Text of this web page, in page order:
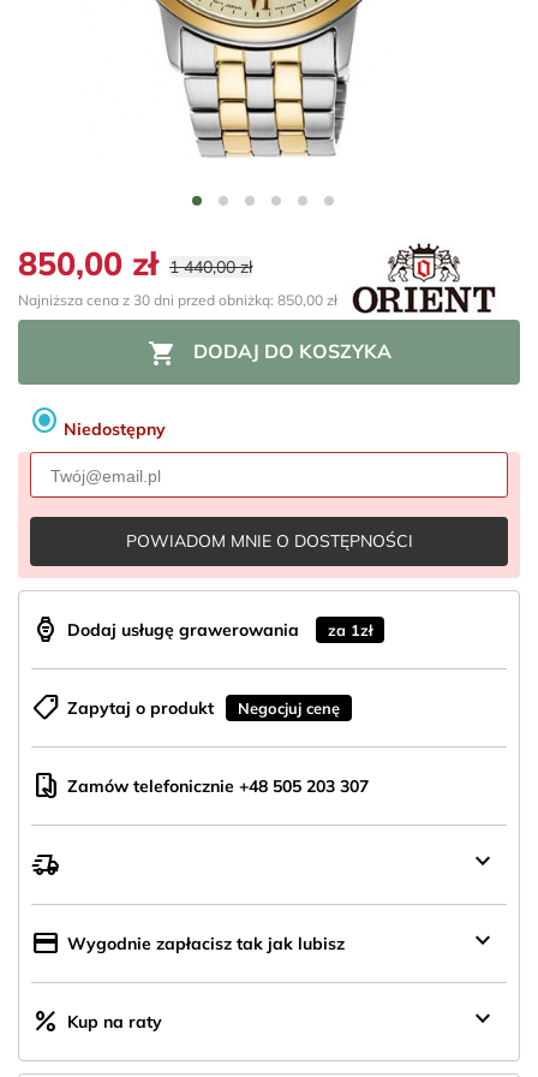
850,00 zł 1 440,00 zł
Najniższa cena z 30 dni przed obniżką: 850,00 zł
 DODAJ DO KOSZYKA
radio_button_checked Niedostępny
POWIADOM MNIE O DOSTĘPNOŚCI
aod_watch Dodaj usługę grawerowania za 1zł
shoppingmode Zapytaj o produkt Negocjuj cenę
mobile_hand Zamów telefonicznie +48 505 203 307
delivery_truck_speed keyboard_arrow_down
credit_card Wygodnie zapłacisz tak jak lubisz keyboard_arrow_down
percent Kup na raty keyboard_arrow_down